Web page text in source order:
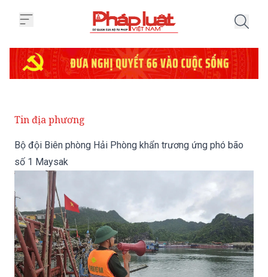
Tin địa phương
Bộ đội Biên phòng Hải Phòng khẩn trương ứng phó bão
số 1 Maysak